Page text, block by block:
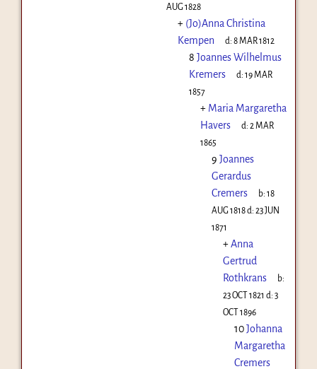
AUG 1828
+ (Jo)Anna Christina
Kempen
d:8 MAR 1812
8 Joannes Wilhelmus
Kremers
d:19 MAR
1857
+ Maria Margaretha
Havers
d:2 MAR
1865
9 Joannes
Gerardus
Cremers
b:18
AUG 1818d: 23 JUN
1871
+Anna
Gertrud
Rothkrans
b:
23 OCT 1821 d: 3
OCT 1896
10Johanna
Margaretha
Cremers